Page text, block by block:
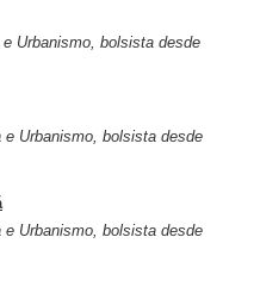
Urbanismo, bolsista desde
e Urbanismo, bolsista desde
e Urbanismo, bolsista desde